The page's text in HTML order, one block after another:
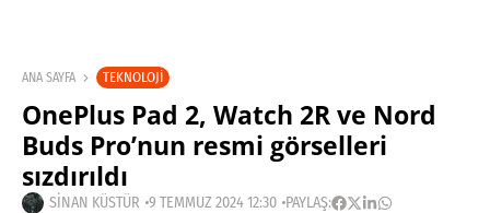
ANA SAYFA TEKNOLOJI
OnePlus Pad 2, Watch 2R ve Nord
Buds Pro’nun resmi görselleri
sızdırıldı
SINAN KÜSTÜR 9 TEMMUZ 2024 12:30 PAYLAŞ: